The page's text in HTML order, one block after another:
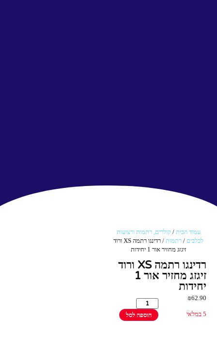
עמוד הבית /קולרים, רתמות ורצועות
לכלבים / רתמות
/ רדינגו רתמה XS ורוד
זיגזג מחזיר אור 1 יחידות
רדינגו רתמה XS ורוד
זיגזג מחזיר אור 1
יחידות
₪62.90
5 במלאי הוספה לסל